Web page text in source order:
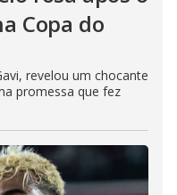
Copa do
revelou um chocante
promessa que fez